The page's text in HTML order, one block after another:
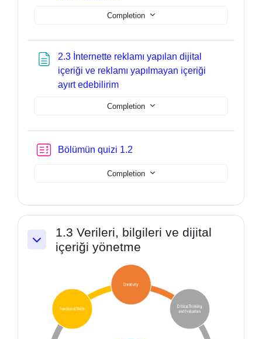
Completion
2.3 İnternette reklamı yapılan dijital
içeriği ve reklamı yapılmayan içeriği
ayırt edebilirimPage
Completion
Bölümün quizi 1.2
Completion
Collapse
1.3 Verileri, bilgileri ve dijital
içeriği yönetme